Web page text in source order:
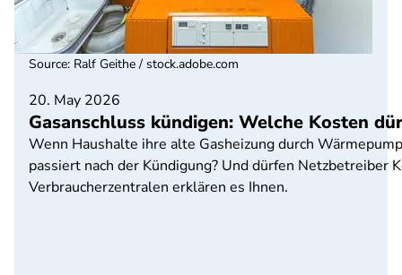
20. May 2026
Gasanschluss kündigen: Welche Kosten
Wenn Haushalte ihre alte Gasheizung durch
passiert nach der Kündigung? Und dürfen
Verbraucherzentralen erklären es Ihnen.
Source: Ralf Geithe / stock.adobe.com